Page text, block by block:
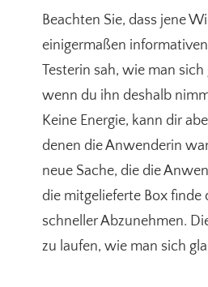
Beachten Sie, dass jene
einigermaßen
Testerin sah, wie man
wenn du ihn deshalb
Keine Energie, kann dir
denen die Anwenderin
neue Sache, die die
die mitgelieferte Box finde
schneller Abzunehmen.
zu laufen, wie man sich